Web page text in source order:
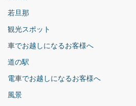
若旦那
観光スポット
車でお越しになるお客様へ
道の駅
電車でお越しになるお客様へ
風景